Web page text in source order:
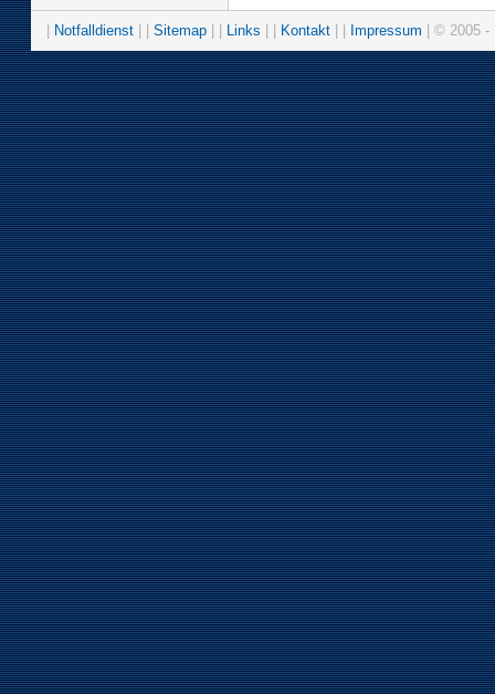
Notfalldienst Sitemap Links Kontakt Impressum | © 2005 -